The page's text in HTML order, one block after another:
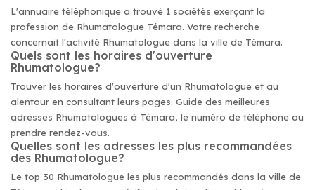
L'annuaire téléphonique a trouvé 1 sociétés exerçant la
profession de Rhumatologue Témara. Votre recherche
concernait l'activité Rhumatologue dans la ville de Témara.
Quels sont les horaires d'ouverture
Rhumatologue?
Trouver les horaires d'ouverture d'un Rhumatologue et au
alentour en consultant leurs pages. Guide des meilleures
adresses Rhumatologues à Témara, le numéro de téléphone ou
prendre rendez-vous.
Quelles sont les adresses les plus recommandées
des Rhumatologue?
Le top 30 Rhumatologue les plus recommandés dans la ville de